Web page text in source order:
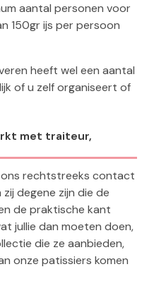
aantal personen voor
150gr ijs per persoon
heeft wel een aantal
of u zelf organiseert of
met traiteur,
rechtstreeks contact
degene zijn die de
de praktische kant
jullie dan moeten doen,
die ze aanbieden,
onze patissiers komen